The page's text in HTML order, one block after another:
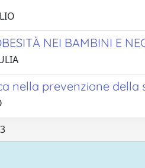
NEI BAMBINI E
nella prevenzione della